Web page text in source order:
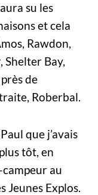
su les
et cela
Rawdon,
Shelter Bay,
de
Roberbal.
que j’avais
tôt, en
au
Jeunes Explos.